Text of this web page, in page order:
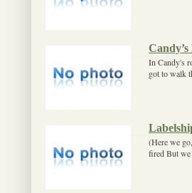
In Candy's
got to walk
(Here we
fired But we